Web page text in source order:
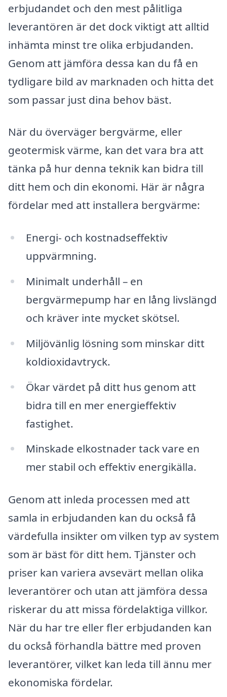
erbjudandet och den mest pålitliga
leverantören är det dock viktigt att alltid
inhämta minst tre olika erbjudanden.
Genom att jämföra dessa kan du få en
tydligare bild av marknaden och hitta det
som passar just dina behov bäst.
När du överväger bergvärme, eller
geotermisk värme, kan det vara bra att
tänka på hur denna teknik kan bidra till
ditt hem och din ekonomi. Här är några
fördelar med att installera bergvärme:
Energi- och kostnadseffektiv
uppvärmning.
Minimalt underhåll – en
bergvärmepump har en lång livslängd
och kräver inte mycket skötsel.
Miljövänlig lösning som minskar ditt
koldioxidavtryck.
Ökar värdet på ditt hus genom att
bidra till en mer energieffektiv
fastighet.
Minskade elkostnader tack vare en
mer stabil och effektiv energikälla.
Genom att inleda processen med att
samla in erbjudanden kan du också få
värdefulla insikter om vilken typ av system
som är bäst för ditt hem. Tjänster och
priser kan variera avsevärt mellan olika
leverantörer och utan att jämföra dessa
riskerar du att missa fördelaktiga villkor.
När du har tre eller fler erbjudanden kan
du också förhandla bättre med proven
leverantörer, vilket kan leda till ännu mer
ekonomiska fördelar.